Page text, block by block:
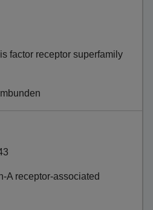
factor receptor superfamily
A receptor-associated